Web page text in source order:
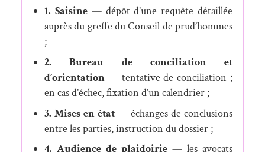
1. Saisine— dépôt d’une requête détaillée
auprès du greffe du Conseil de prud’hommes
;
2. Bureau de conciliation et
d’orientation— tentative de conciliation ;
en cas d’échec, fixation d’un calendrier ;
3. Mises en état— échanges de conclusions
entre les parties, instruction du dossier ;
4. Audience de plaidoirie — les avocats